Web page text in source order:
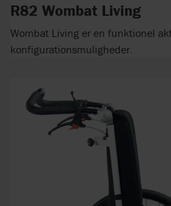
R82 Wombat Living
Wombat Living er en funktionel
konfigurationsmuligheder.